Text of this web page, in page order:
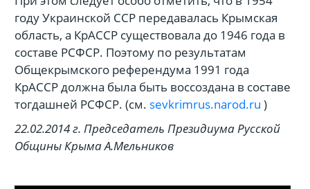
году Украинской ССР передавалась Крымская
область, а КрАССР существовала до 1946 года в
составе РСФСР. Поэтому по результатам
Общекрымского референдума 1991 года
КрАССР должна была быть воссоздана в составе
тогдашней РСФСР. (см. sevkrimrus.narod.ru )
22.02.2014 г. Председатель Президиума Русской
Общины Крыма А.Мельников